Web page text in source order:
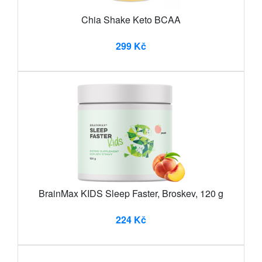
Chia Shake Keto BCAA
299 Kč
BrainMax KIDS Sleep Faster, Broskev, 120 g
224 Kč